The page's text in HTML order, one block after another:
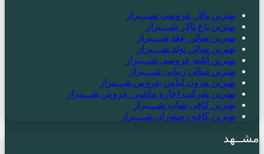
بهترین تالار عروسی شـــیراز
بهترین باغ تالار شـــیراز
بهترین سالن عقد شـــیراز
بهترین سالن تولد شـــیراز
بهترین آتلیه عروسی شـــیراز
بهترین سالن زیبایی شـــیراز
بهترین مزون لباس عروس شـــیراز
بهترین شرکت اجاره ماشین عروس شـــیراز
بهترین کافی شاپ شـــیراز
بهترین کافه رستوران شـــیراز
مشــهد